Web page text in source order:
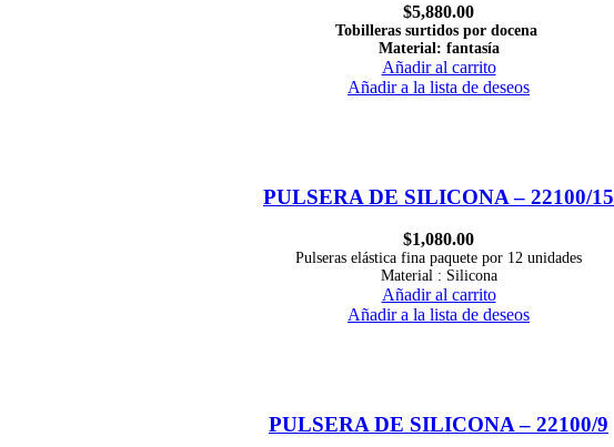
$5,880.00
Tobilleras surtidos por docena
Material: fantasía
Añadir al carrito
Añadir a la lista de deseos
PULSERA DE SILICONA – 22100/15
$1,080.00
Pulseras elástica fina paquete por 12 unidades
Material : Silicona
Añadir al carrito
Añadir a la lista de deseos
PULSERA DE SILICONA – 22100/9